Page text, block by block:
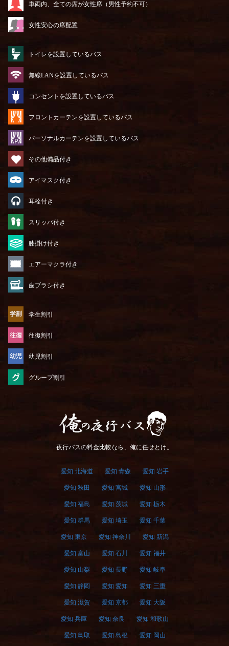
車両内、全ての席が女性席（男性予約不可）
女性安心の席配置
トイレを設置しているバス
無線LANを設置しているバス
コンセントを設置しているバス
フロントカーテンを設置しているバス
パーソナルカーテンを設置しているバス
その他備品付き
アイマスク付き
耳栓付き
スリッパ付き
膝掛け付き
エアーマクラ付き
歯ブラシ付き
学生割引
往復割引
幼児割引
グループ割引
俺の夜行バス
夜行バスの料金比較なら、俺に任せとけ。
愛知 北海道 愛知 青森 愛知 岩手
愛知 秋田 愛知 宮城 愛知 山形
愛知 福島 愛知 茨城 愛知 栃木
愛知 群馬 愛知 埼玉 愛知 千葉
愛知 東京 愛知 神奈川 愛知 新潟
愛知 富山 愛知 石川 愛知 福井
愛知 山梨 愛知 長野 愛知 岐阜
愛知 静岡 愛知 愛知 愛知 三重
愛知 滋賀 愛知 京都 愛知 大阪
愛知 兵庫 愛知 奈良 愛知 和歌山
愛知 鳥取 愛知 島根 愛知 岡山